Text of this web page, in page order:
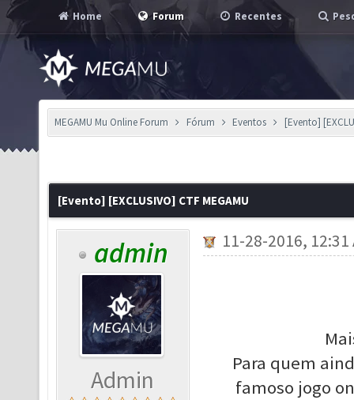
Home Forum Recentes
MEGAMU Mu Online Forum Fórum Eventos [Evento]
[Evento] [EXCLUSIVO] CTF MEGAMU
admin
Admin
11-28-2016, 12:31
Para quem
famoso jogo